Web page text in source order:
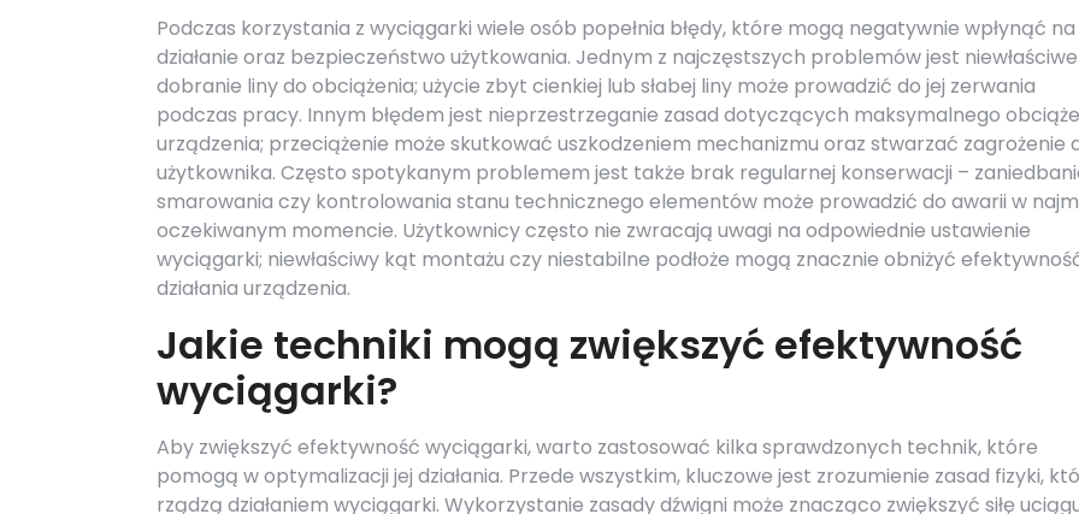
Podczas korzystania z wyciągarki wiele osób popełnia błędy, które mogą negatywnie wpłynąć na
działanie oraz bezpieczeństwo użytkowania. Jednym z najczęstszych problemów jest niewłaściwe
dobranie liny do obciążenia; użycie zbyt cienkiej lub słabej liny może prowadzić do jej zerwania
podczas pracy. Innym błędem jest nieprzestrzeganie zasad dotyczących maksymalnego
urządzenia; przeciążenie może skutkować uszkodzeniem mechanizmu oraz stwarzać zagrożenie
użytkownika. Często spotykanym problemem jest także brak regularnej konserwacji –
smarowania czy kontrolowania stanu technicznego elementów może prowadzić do awarii w
oczekiwanym momencie. Użytkownicy często nie zwracają uwagi na odpowiednie ustawienie
wyciągarki; niewłaściwy kąt montażu czy niestabilne podłoże mogą znacznie obniżyć
działania urządzenia.
Jakie techniki mogą zwiększyć efektywność
wyciągarki?
Aby zwiększyć efektywność wyciągarki, warto zastosować kilka sprawdzonych technik, które
pomogą w optymalizacji jej działania. Przede wszystkim, kluczowe jest zrozumienie zasad fizyki,
rządzą działaniem wyciągarki. Wykorzystanie zasady dźwigni może znacząco zwiększyć siłę